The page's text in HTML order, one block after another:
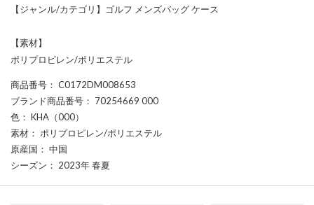
【ジャンル/カテゴリ】ゴルフ メンズバッグ ケース
【素材】
ポリプロピレン/ポリエステル
商品番号 ： C0172DM008653
ブランド商品番号 ： 70254669 000
色 ： KHA（000）
素材 ： ポリプロピレン/ポリエステル
原産国 ： 中国
シーズン ： 2023年 春夏